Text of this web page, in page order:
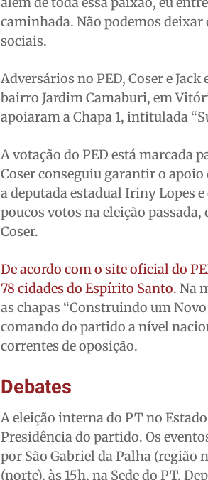
caminhada. Não podemos deixar
sociais.
Adversários no PED, Coser e
bairro Jardim Camaburi, em
apoiaram a Chapa 1, intitulada
A votação do PED está marcada
Coser conseguiu garantir o apoio
a deputada estadual Iriny Lopes
poucos votos na eleição passada,
Coser.
De acordo com o site oficial do
78 cidades do Espírito Santo. Na
as chapas “Construindo um
comando do partido a nível
correntes de oposição.
Debates
A eleição interna do PT no
Presidência do partido. Os
por São Gabriel da Palha (região
(norte), às 15h, na Sede do PT.